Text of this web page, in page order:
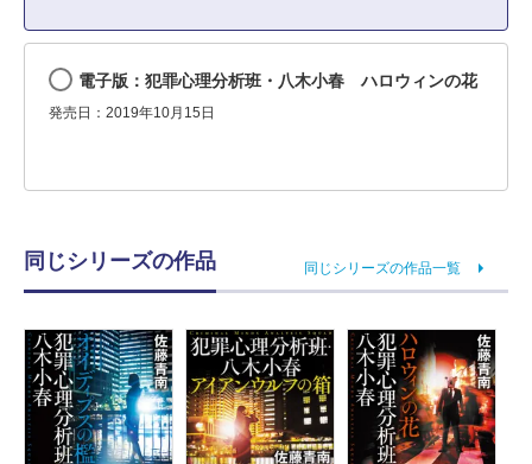
電子版：犯罪心理分析班・八木小春 ハロウィンの花
発売日：2019年10月15日
同じシリーズの作品 同じシリーズの作品一覧